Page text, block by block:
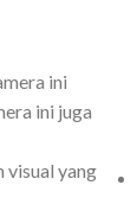
ini
ini juga
visual yang